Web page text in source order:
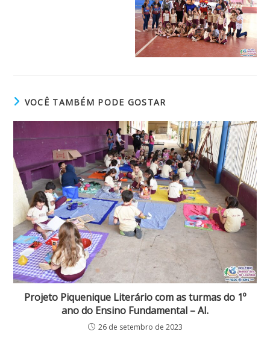
VOCÊ TAMBÉM PODE GOSTAR
Projeto Piquenique Literário com as turmas do 1º
ano do Ensino Fundamental – AI.
26 de setembro de 2023